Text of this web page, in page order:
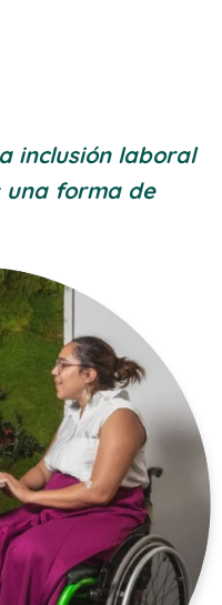
inclusión laboral
una forma de